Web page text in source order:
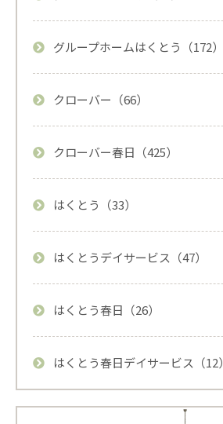
グループホームはくとう（172）
クローバー（66）
クローバー春日（425）
はくとう（33）
はくとうデイサービス（47）
はくとう春日（26）
はくとう春日デイサービス（12）